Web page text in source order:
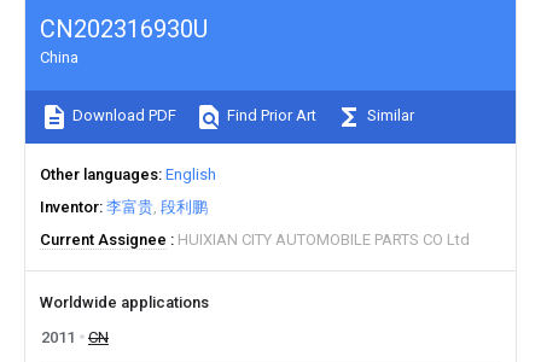
CN202316930U
China
Download PDF Find Prior Art Similar
Other languages English
Inventor 李富贵 段利鹏
Current Assignee
HUIXIAN CITY AUTOMOBILE PARTS CO Ltd
Worldwide applications
2011
CN